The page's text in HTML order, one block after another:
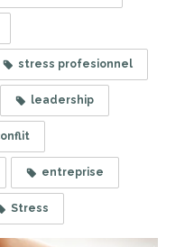
stress profesionnel
leadership
entreprise
Stress